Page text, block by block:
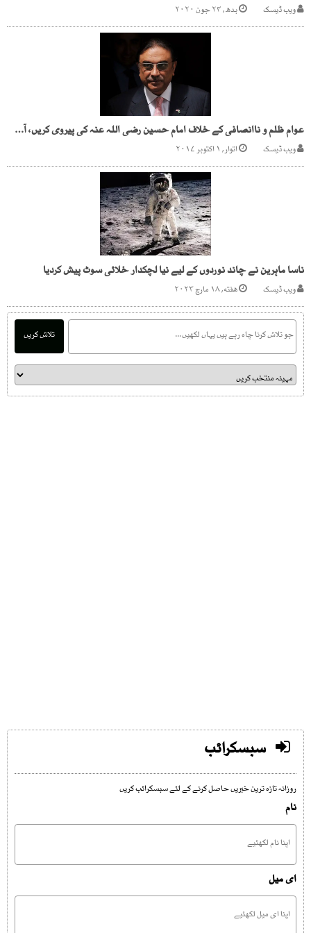
ویب ڈیسک بدھ, ۲۴ جون ۲۰۲۰
عوام ظلم و ناانصافی کے خلاف امام حسین رضی اللہ عنہ کی پیروی کریں، آصف زرداری
ویب ڈیسک اتوار, ۱ اکتوبر ۲۰۱۷
ناسا ماہرین نے چاند نوردوں کے لیے نیا لچکدار خلائی سوٹ پیش کردیا
ویب ڈیسک هفته, ۱۸ مارچ ۲۰۲۳
تلاش کریں
سبسکرائب
روزانہ تازہ ترین خبریں حاصل کرنے کے لئے سبسکرائب کریں
نام
ای میل